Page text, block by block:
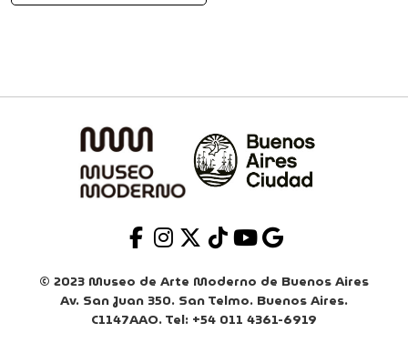
© 2023 Museo de Arte Moderno de Buenos Aires
Av. San Juan 350. San Telmo. Buenos Aires.
C1147AAO. Tel: +54 011 4361-6919